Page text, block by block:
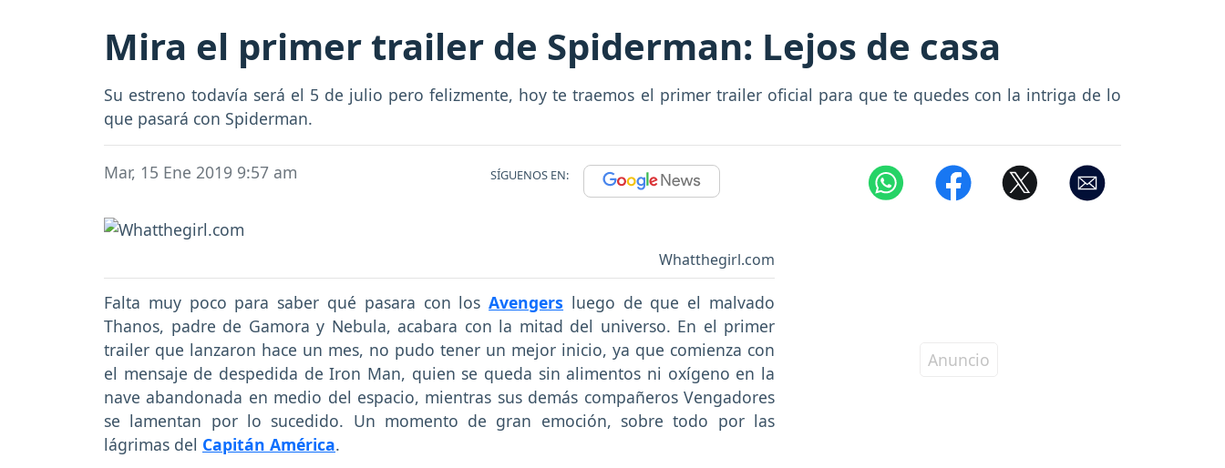
Mira el primer trailer de Spiderman: Lejos de casa
Su estreno todavía será el 5 de julio pero felizmente, hoy te traemos el primer trailer oficial para que te quedes con la intriga de lo
que pasará con Spiderman.
Mar, 15 Ene 2019 9:57 am SÍGUENOS EN:
Whatthegirl.com
Falta muy poco para saber qué pasara con losAvengers luego de que el malvado
Thanos, padre de Gamora y Nebula, acabara con la mitad del universo. En el primer
trailer que lanzaron hace un mes, no pudo tener un mejor inicio, ya que comienza con
el mensaje de despedida de Iron Man, quien se queda sin alimentos ni oxígeno en la
nave abandonada en medio del espacio, mientras sus demás compañeros Vengadores
se lamentan por lo sucedido. Un momento de gran emoción, sobre todo por las
lágrimas del Capitán América.